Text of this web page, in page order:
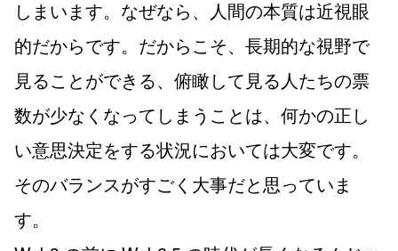
しまいます。なぜなら、人間の本質は近視眼
的だからです。だからこそ、長期的な視野で
見ることができる、俯瞰して見る人たちの票
数が少なくなってしまうことは、何かの正し
い意思決定をする状況においては大変です。
そのバランスがすごく大事だと思っていま
す。